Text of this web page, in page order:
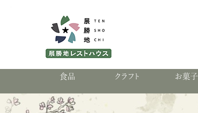
食品 クラフト お菓子